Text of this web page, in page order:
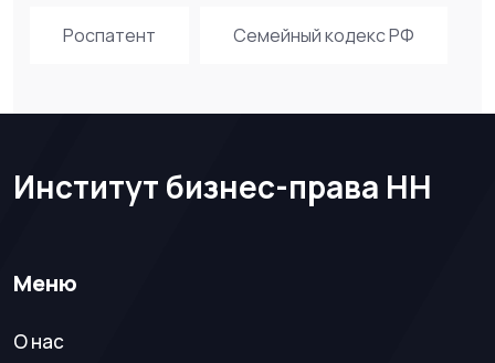
Роспатент Семейный кодекс РФ
Институт бизнес-права НН
Меню
О нас